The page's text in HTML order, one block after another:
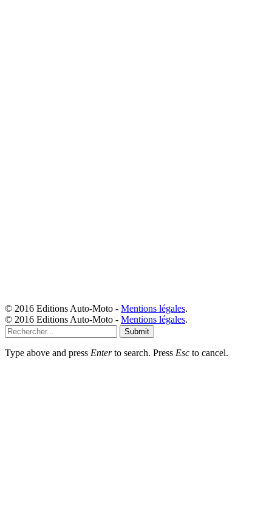
© 2016 Editions Auto-Moto - Mentions légales.
© 2016 Editions Auto-Moto - Mentions légales.
Submit
Type above and press Enterto search. Press Esc to cancel.